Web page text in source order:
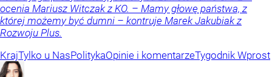
ocenia Mariusz Witczak z KO. – Mamy głowę państwa, z
której możemy być dumni – kontruje Marek Jakubiak z
Rozwoju Plus.
KrajTylko u NasPolitykaOpinie i komentarzeTygodnik Wprost